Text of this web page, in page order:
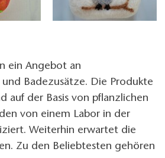
ein Angebot an
Badezusätze. Die Produkte
auf der Basis von pflanzlichen
von einem Labor in der
Weiterhin erwartet die
Zu den Beliebtesten gehören